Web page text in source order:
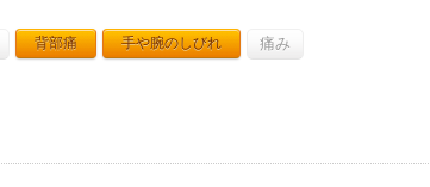
背部痛 手や腕のしびれ 痛み